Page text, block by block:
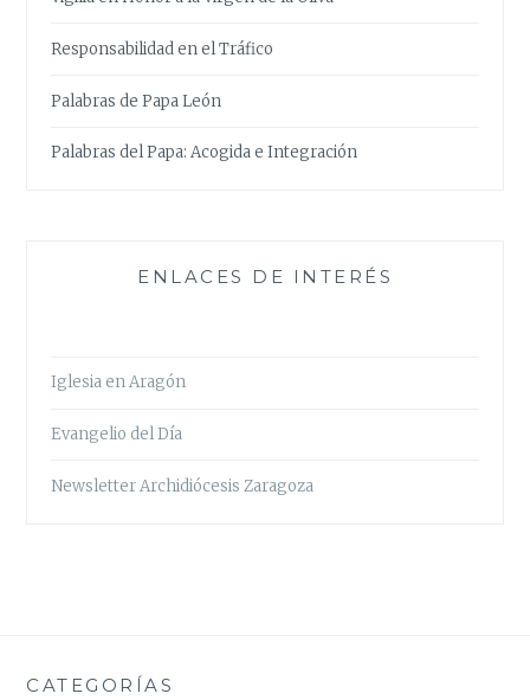
Responsabilidad en el Tráfico
Palabras de Papa León
Palabras del Papa: Acogida e Integración
ENLACES DE INTERÉS
Iglesia en Aragón
Evangelio del Día
Newsletter Archidiócesis Zaragoza
CATEGORÍAS